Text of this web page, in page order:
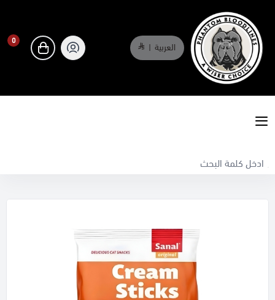
phantombloodlinesالعربية |
0